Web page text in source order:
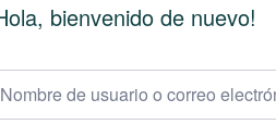
bienvenido de nuevo!